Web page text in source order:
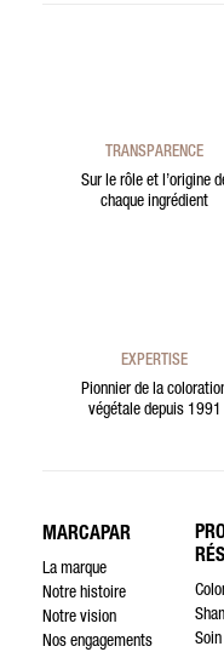
TRANSPARENCE
Sur le rôle et l’origine
chaque ingrédient
EXPERTISE
Pionnier de la
végétale depuis 1991
MARCAPAR
La marque
Notre histoire
Notre vision
Nos engagements